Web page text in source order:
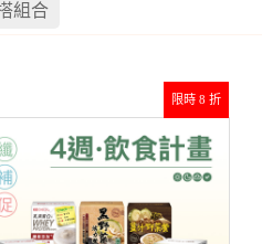
組合
限時 8 折